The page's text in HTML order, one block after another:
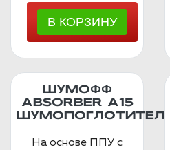
ШУМОФФ
ABSORBER А15
ШУМОПОГЛОТИТЕЛЬ
На основе ППУ с